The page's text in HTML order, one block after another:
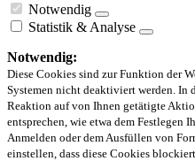
Notwendig
Statistik & Analyse
Notwendig:
Diese Cookies sind zur Funktion der
Systemen nicht deaktiviert werden. In
Reaktion auf von Ihnen getätigte
entsprechen, wie etwa dem Festlegen
Anmelden oder dem Ausfüllen von
einstellen, dass diese Cookies